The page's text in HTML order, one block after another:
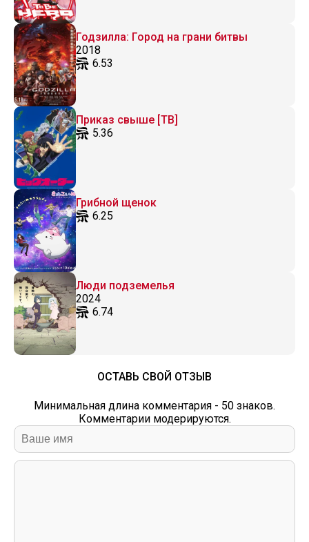
Годзилла: Город на грани битвы
2018
6.53
Приказ свыше [ТВ]
5.36
Грибной щенок
6.25
Люди подземелья
2024
6.74
ОСТАВЬ СВОЙ ОТЗЫВ
Минимальная длина комментария - 50 знаков.
Комментарии модерируются.